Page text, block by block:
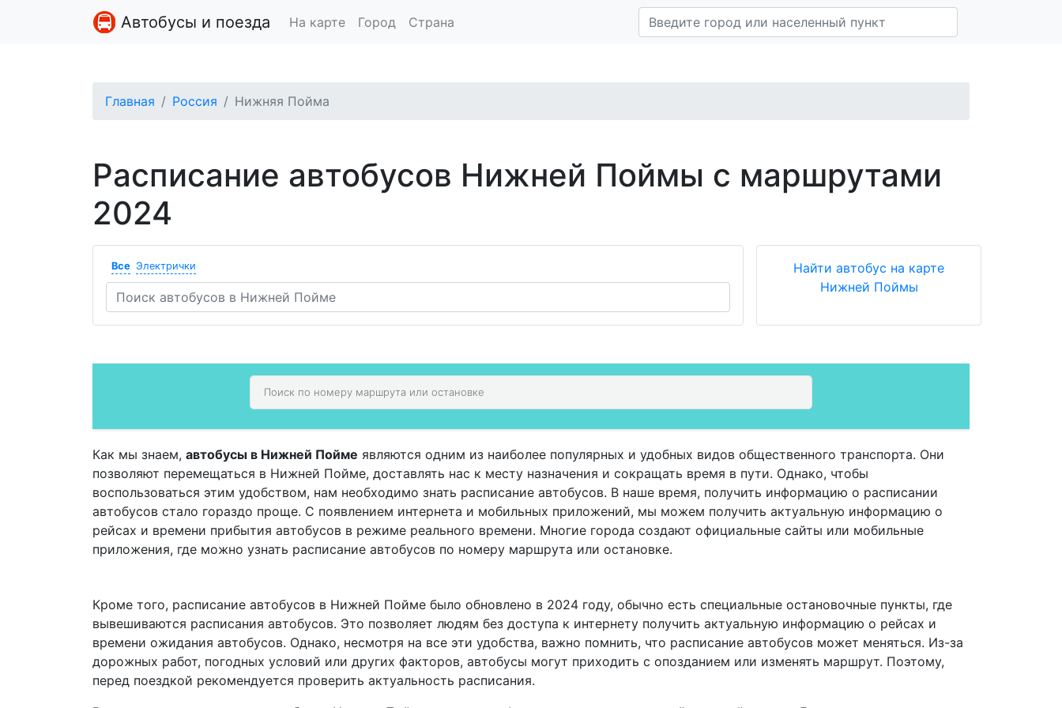
Автобусы и поезда На карте Город Страна
Главная Россия Нижняя Пойма
Расписание автобусов Нижней Поймы с маршрутами
2024
Все Электрички
Найти автобус на карте
Нижней Поймы
Как мы знаем, автобусы в Нижней Пойме являются одним из наиболее популярных и удобных видов общественного транспорта. Они
позволяют перемещаться в Нижней Пойме, доставлять нас к месту назначения и сокращать время в пути. Однако, чтобы
воспользоваться этим удобством, нам необходимо знать расписание автобусов. В наше время, получить информацию о расписании
автобусов стало гораздо проще. С появлением интернета и мобильных приложений, мы можем получить актуальную информацию о
рейсах и времени прибытия автобусов в режиме реального времени. Многие города создают официальные сайты или мобильные
приложения, где можно узнать расписание автобусов по номеру маршрута или остановке.
Кроме того, расписание автобусов в Нижней Пойме было обновлено в 2024 году, обычно есть специальные остановочные пункты, где
вывешиваются расписания автобусов. Это позволяет людям без доступа к интернету получить актуальную информацию о рейсах и
времени ожидания автобусов. Однако, несмотря на все эти удобства, важно помнить, что расписание автобусов может меняться. Из-за
дорожных работ, погодных условий или других факторов, автобусы могут приходить с опозданием или изменять маршрут. Поэтому,
перед поездкой рекомендуется проверить актуальность расписания.